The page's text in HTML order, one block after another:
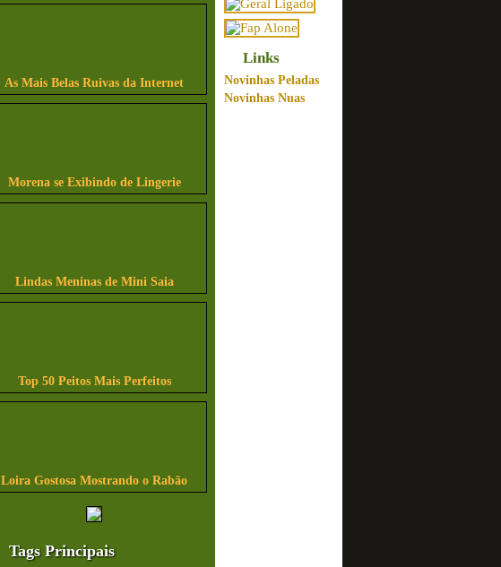
As Mais Belas Ruivas da Internet
Morena se Exibindo de Lingerie
Lindas Meninas de Mini Saia
Top 50 Peitos Mais Perfeitos
Loira Gostosa Mostrando o Rabão
Tags Principais
Links
Novinhas Peladas
Novinhas Nuas